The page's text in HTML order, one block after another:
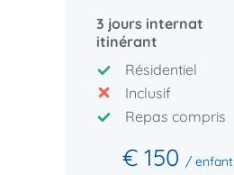
3 jours internat
itinérant
Résidentiel
Inclusif
Repas compris
€ 150 / enfant